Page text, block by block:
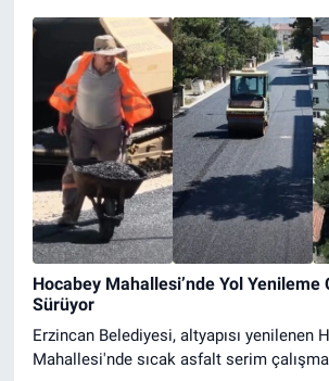
Hocabey Mahallesi’nde Yol Yenileme
Sürüyor
Erzincan Belediyesi, altyapısı yenilenen
Mahallesi'nde sıcak asfalt serim